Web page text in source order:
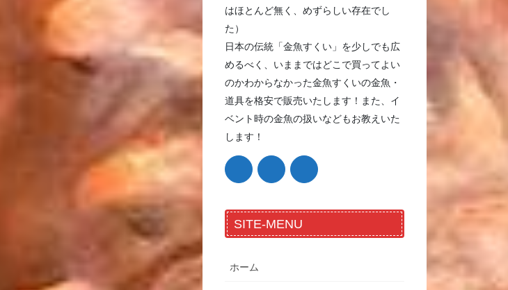
はほとんど無く、めずらしい存在でし
た）
日本の伝統「金魚すくい」を少しでも広
めるべく、いままではどこで買ってよい
のかわからなかった金魚すくいの金魚・
道具を格安で販売いたします！また、イ
ベント時の金魚の扱いなどもお教えいた
します！
SITE-MENU
ホーム